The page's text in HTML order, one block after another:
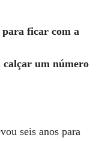
para ficar com a
calçar um número
seis anos para